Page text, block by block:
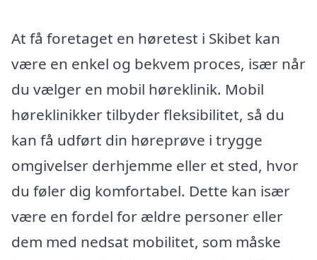
At få foretaget en høretest i Skibet kan
være en enkel og bekvem proces, især når
du vælger en mobil høreklinik. Mobil
høreklinikker tilbyder fleksibilitet, så du
kan få udført din høreprøve i trygge
omgivelser derhjemme eller et sted, hvor
du føler dig komfortabel. Dette kan især
være en fordel for ældre personer eller
dem med nedsat mobilitet, som måske